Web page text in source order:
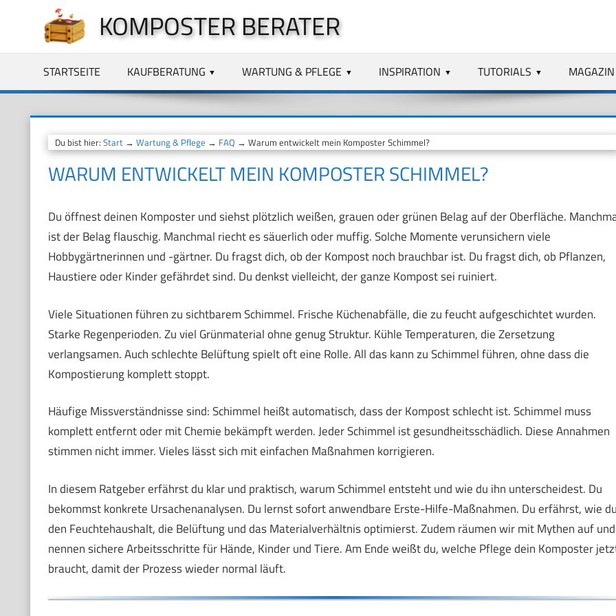
springen
KOMPOSTER BERATER
STARTSEITE KAUFBERATUNG WARTUNG & PFLEGE INSPIRATION TUTORIALS MAGAZIN
Du bist hier: Start→ Wartung & Pflege → FAQ → Warum entwickelt mein Komposter Schimmel?
WARUM ENTWICKELT MEIN KOMPOSTER SCHIMMEL?
Du öffnest deinen Komposter und siehst plötzlich weißen, grauen oder grünen Belag auf der Oberfläche.
ist der Belag flauschig. Manchmal riecht es säuerlich oder muffig. Solche Momente verunsichern viele
Hobbygärtnerinnen und -gärtner. Du fragst dich, ob der Kompost noch brauchbar ist. Du fragst dich, ob Pflanzen,
Haustiere oder Kinder gefährdet sind. Du denkst vielleicht, der ganze Kompost sei ruiniert.
Viele Situationen führen zu sichtbarem Schimmel. Frische Küchenabfälle, die zu feucht aufgeschichtet wurden.
Starke Regenperioden. Zu viel Grünmaterial ohne genug Struktur. Kühle Temperaturen, die Zersetzung
verlangsamen. Auch schlechte Belüftung spielt oft eine Rolle. All das kann zu Schimmel führen, ohne dass die
Kompostierung komplett stoppt.
Häufige Missverständnisse sind: Schimmel heißt automatisch, dass der Kompost schlecht ist. Schimmel muss
komplett entfernt oder mit Chemie bekämpft werden. Jeder Schimmel ist gesundheitsschädlich. Diese Annahmen
stimmen nicht immer. Vieles lässt sich mit einfachen Maßnahmen korrigieren.
In diesem Ratgeber erfährst du klar und praktisch, warum Schimmel entsteht und wie du ihn unterscheidest. Du
bekommst konkrete Ursachenanalysen. Du lernst sofort anwendbare Erste-Hilfe-Maßnahmen. Du erfährst, wie
den Feuchtehaushalt, die Belüftung und das Materialverhältnis optimierst. Zudem räumen wir mit Mythen auf und
nennen sichere Arbeitsschritte für Hände, Kinder und Tiere. Am Ende weißt du, welche Pflege dein Komposter
braucht, damit der Prozess wieder normal läuft.